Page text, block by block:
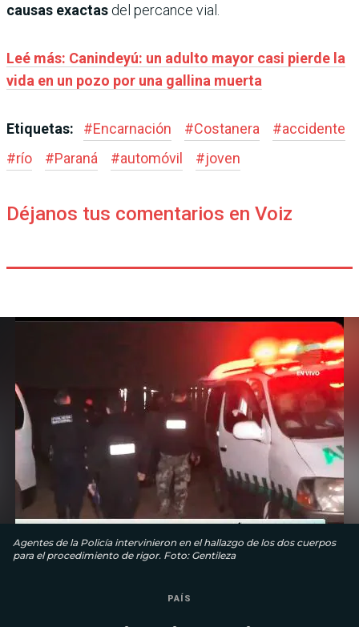
causas exactas del percance vial.
Leé más: Canindeyú: un adulto mayor casi pierde la
vida en un pozo por una gallina muerta
Etiquetas: #Encarnación #Costanera #accidente
#río #Paraná #automóvil #joven
Déjanos tus comentarios en Voiz
Agentes de la Policía intervinieron en el hallazgo de los dos cuerpos
para el procedimiento de rigor. Foto: Gentileza
PAÍS